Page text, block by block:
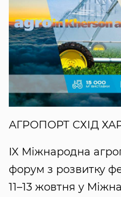
АГРОПОРТ СХІД
IX Міжнародна
форум з розвитку
11–13 жовтня у